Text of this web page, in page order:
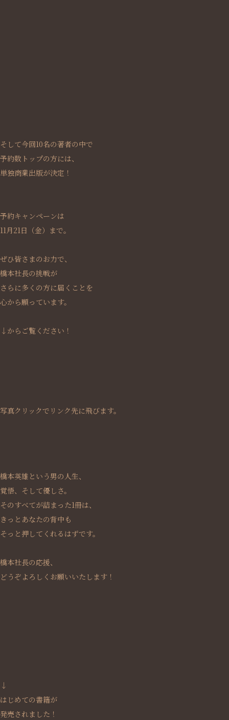
そして今回10名の著者の中で
予約数トップの方には、
単独商業出版が決定！
予約キャンペーンは
11月21日（金）まで。
ぜひ皆さまのお力で、
橋本社長の挑戦が
さらに多くの方に届くことを
心から願っています。
↓からご覧ください！
写真クリックでリンク先に飛びます。
橋本英雄という男の人生、
覚悟、そして優しさ。
そのすべてが詰まった1冊は、
きっとあなたの背中も
そっと押してくれるはずです。
橋本社長の応援、
どうぞよろしくお願いいたします！
↓
はじめての書籍が
発売されました！